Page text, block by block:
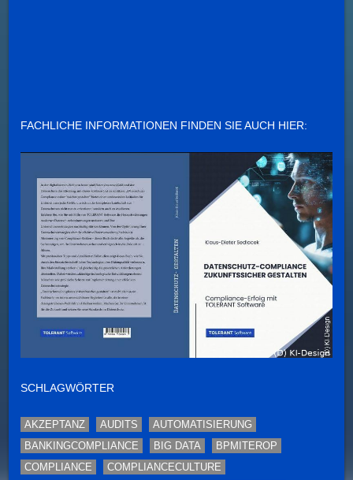
FACHLICHE INFORMATIONEN FINDEN SIE AUCH HIER:
SCHLAGWÖRTER
AKZEPTANZ AUDITS
AUTOMATISIERUNG
BANKINGCOMPLIANCE
BIG DATA
BPMITEROP
COMPLIANCE
COMPLIANCECULTURE